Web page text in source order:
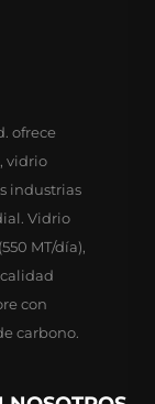
ofrece
vidrio
industrias
Vidrio
MT/día),
con
carbono.